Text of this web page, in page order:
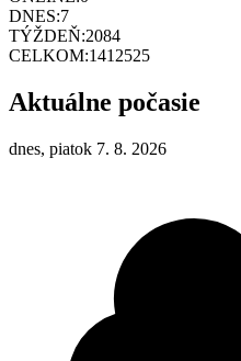
DNES:7
TÝŽDEŇ:2084
CELKOM:1412525
Aktuálne počasie
dnes, piatok 7. 8. 2026